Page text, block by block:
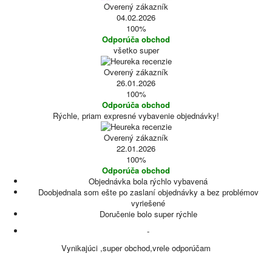
Overený zákazník
04.02.2026
100%
Odporúča obchod
všetko super
Overený zákazník
26.01.2026
100%
Odporúča obchod
Rýchle, priam expresné vybavenie objednávky!
Overený zákazník
22.01.2026
100%
Odporúča obchod
Objednávka bola rýchlo vybavená
Doobjednala som ešte po zaslaní objednávky a bez problémov
vyriešené
Doručenie bolo super rýchle
-
Vynikajúci ,super obchod,vrele odporúčam